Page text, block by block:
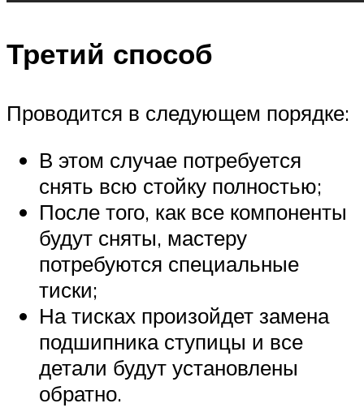
Третий способ
Проводится в следующем порядке:
В этом случае потребуется
снять всю стойку полностью;
После того, как все компоненты
будут сняты, мастеру
потребуются специальные
тиски;
На тисках произойдет замена
подшипника ступицы и все
детали будут установлены
обратно.